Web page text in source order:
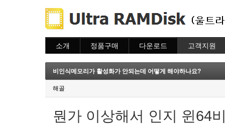
소개 정품구매
주문조회
이용안내
다운로드 고객지원
자주묻는질문
질문하기
비인식메모리가 활성화가 안되는데 어떻게 해야하나요?
해골
뭔가 이상해서 인지 윈64